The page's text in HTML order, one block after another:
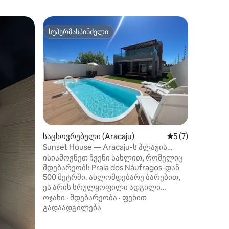
სუპერმასპინძელი
სუპერმასპინძელი
საცხოვრებელი (Aracaju) საშუალო
5 (7)
Sunset House — Aracaju-ს პლაჟის
სახლი
ისიამოვნეთ ჩვენი სახლით, რომელიც
მდებარეობს Praia dos Náufragos-დან
500 მეტრში. ახლომდებარე ბარებით,
ეს არის სრულყოფილი ადგილი
დასასვენებლად და გასართობად
ოჯახთან ან მეგობრებთან ერთად. -
ოჯახი · მდებარეობა · ფეხით
გადაადგილება